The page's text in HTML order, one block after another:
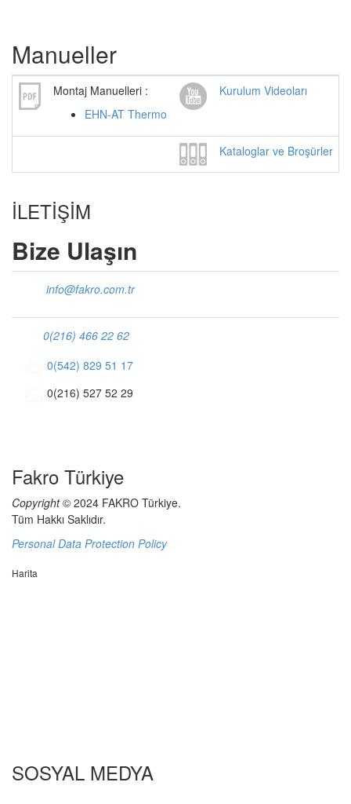
Manueller
Montaj Manuelleri :
EHN-AT Thermo
Kurulum Videoları
Kataloglar ve Broşürler
İLETİŞİM
Bize Ulaşın
info@fakro.com.tr
0(216) 466 22 62
0(542) 829 51 17
0(216) 527 52 29
Fakro Türkiye
Copyright© 2024 FAKRO Türkiye.
Tüm Hakkı Saklıdır.
Personal Data Protection Policy
Harita
SOSYAL MEDYA